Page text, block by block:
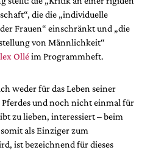
die die „individuelle
Frauen“ einschränkt und „die
von Männlichkeit“
Olléim Programmheft.
weder für das Leben seiner
Pferdes und noch nicht einmal für
zu lieben, interessiert – beim
als Einziger zum
ist bezeichnend für dieses